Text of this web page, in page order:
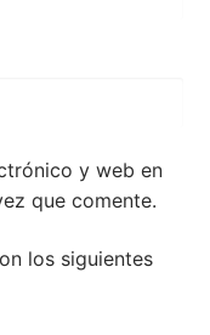
y web en
que comente.
los siguientes